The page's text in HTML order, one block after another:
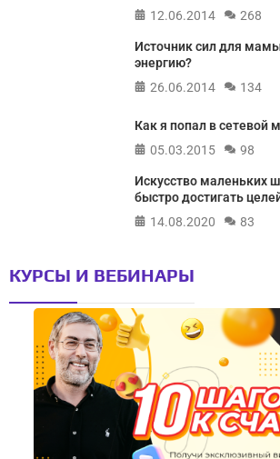
12.06.2014
268
Источник сил для
энергию?
26.06.2014
134
Как я попал в сетевой
05.03.2015
98
Искусство маленьких
быстро достигать
14.08.2020
83
КУРСЫ И ВЕБИНАРЫ